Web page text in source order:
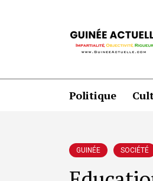
Politique
GUINÉE SOCIÉTÉ